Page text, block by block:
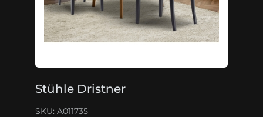
Stühle Dristner
SKU: A011735